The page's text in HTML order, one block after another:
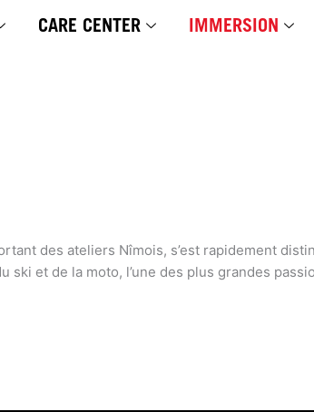
CARE CENTER IMMERSION
des ateliers Nîmois, s’est rapidement
et de la moto, l’une des plus grandes